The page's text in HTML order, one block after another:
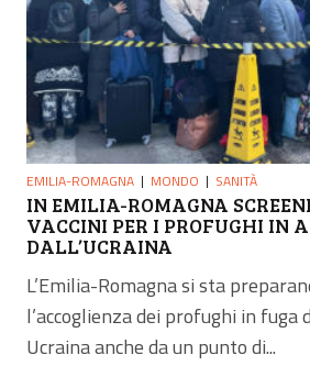
EMILIA-ROMAGNA MONDO SANITÀ
IN EMILIA-ROMAGNA
VACCINI PER I PROFUGHI IN
DALL’UCRAINA
L’Emilia-Romagna si sta
l’accoglienza dei profughi in fuga
Ucraina anche da un punto di...